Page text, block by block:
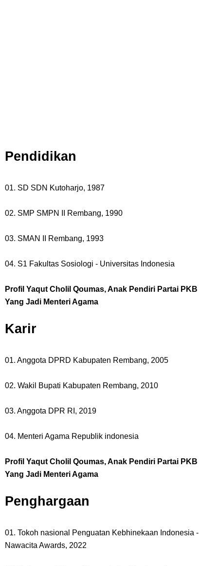
Pendidikan
01. SD SDN Kutoharjo, 1987
02. SMP SMPN II Rembang, 1990
03. SMAN II Rembang, 1993
04. S1 Fakultas Sosiologi - Universitas Indonesia
Profil Yaqut Cholil Qoumas, Anak Pendiri Partai PKB
Yang Jadi Menteri Agama
Karir
01. Anggota DPRD Kabupaten Rembang, 2005
02. Wakil Bupati Kabupaten Rembang, 2010
03. Anggota DPR RI, 2019
04. Menteri Agama Republik indonesia
Profil Yaqut Cholil Qoumas, Anak Pendiri Partai PKB
Yang Jadi Menteri Agama
Penghargaan
01. Tokoh nasional Penguatan Kebhinekaan Indonesia -
Nawacita Awards, 2022